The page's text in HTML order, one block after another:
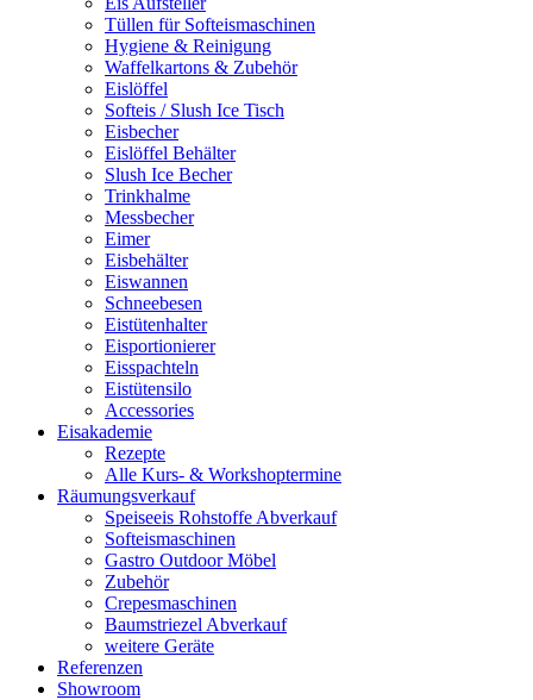
Tüllen für Softeismaschinen
Hygiene & Reinigung
Waffelkartons & Zubehör
Eislöffel
Softeis / Slush Ice Tisch
Eisbecher
Eislöffel Behälter
Slush Ice Becher
Trinkhalme
Messbecher
Eimer
Eisbehälter
Eiswannen
Schneebesen
Eistütenhalter
Eisportionierer
Eisspachteln
Eistütensilo
Accessories
Eisakademie
Rezepte
Alle Kurs- & Workshoptermine
Räumungsverkauf
Speiseeis Rohstoffe Abverkauf
Softeismaschinen
Gastro Outdoor Möbel
Zubehör
Crepesmaschinen
Baumstriezel Abverkauf
weitere Geräte
Referenzen
Showroom